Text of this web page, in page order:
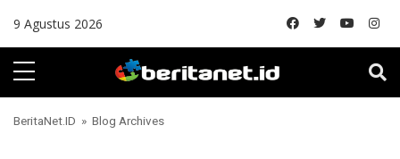
9 Agustus 2026
BeritaNet.ID » Blog Archives